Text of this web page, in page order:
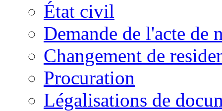
État civil
Demande de l'acte de
Changement de
Procuration
Légalisations de